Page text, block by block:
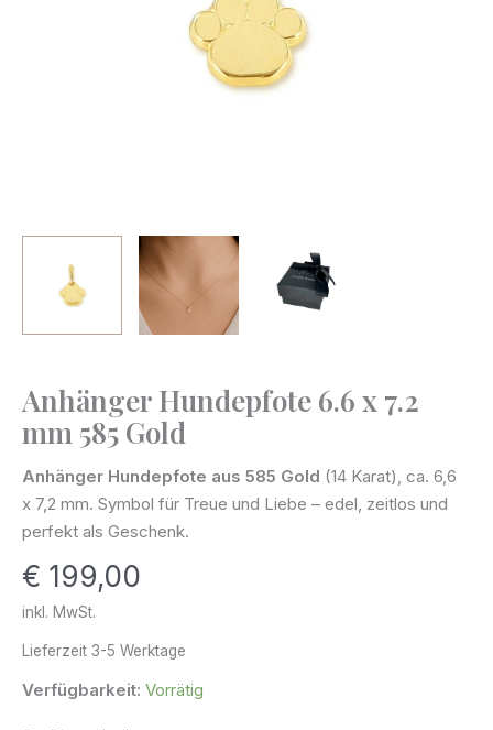
Anhänger Hundepfote 6.6 x 7.2
mm 585 Gold
Anhänger Hundepfote aus 585 Gold (14 Karat), ca. 6,6
x 7,2 mm. Symbol für Treue und Liebe – edel, zeitlos und
perfekt als Geschenk.
€ 199,00
inkl. MwSt.
Lieferzeit 3-5 Werktage
Verfügbarkeit: Vorrätig
Anhänger
Hundepfote
x
mm
585
Gold